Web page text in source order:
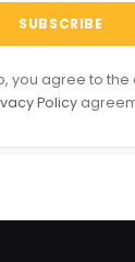
you agree to
Policy